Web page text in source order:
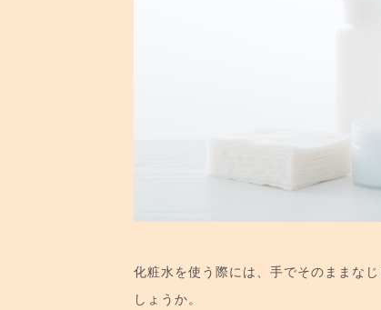
化粧水を使う際には、手でそのままな
しょうか。